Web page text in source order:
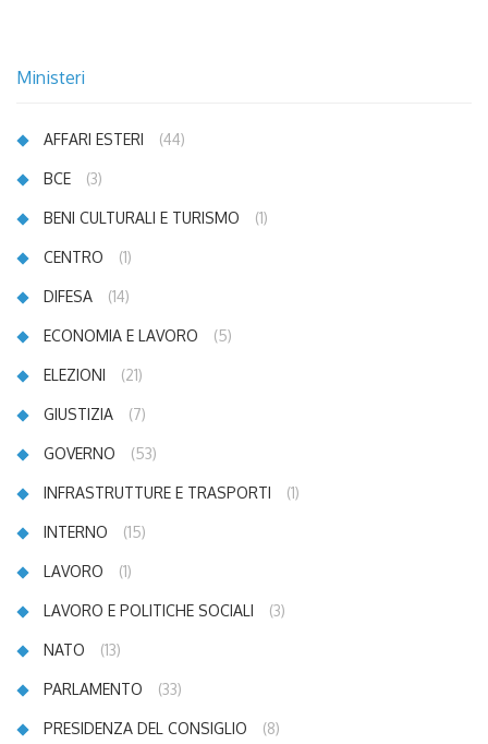
Ministeri
AFFARI ESTERI (44)
BCE (3)
BENI CULTURALI E TURISMO (1)
CENTRO (1)
DIFESA (14)
ECONOMIA E LAVORO (5)
ELEZIONI (21)
GIUSTIZIA (7)
GOVERNO (53)
INFRASTRUTTURE E TRASPORTI (1)
INTERNO (15)
LAVORO (1)
LAVORO E POLITICHE SOCIALI (3)
NATO (13)
PARLAMENTO (33)
PRESIDENZA DEL CONSIGLIO (8)